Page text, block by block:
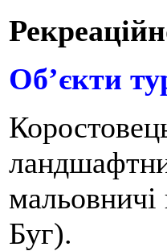
Об’єкти
Буг).